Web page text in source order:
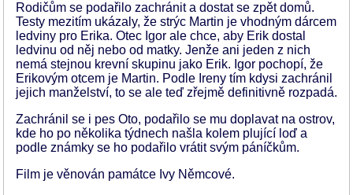
Rodičům se podařilo zachránit a dostat se zpět domů.
Testy mezitím ukázaly, že strýc Martin je vhodným dárcem
ledviny pro Erika. Otec Igor ale chce, aby Erik dostal
ledvinu od něj nebo od matky. Jenže ani jeden z nich
nemá stejnou krevní skupinu jako Erik. Igor pochopí, že
Erikovým otcem je Martin. Podle Ireny tím kdysi zachránil
jejich manželství, to se ale teď zřejmě definitivně rozpadá.
Zachránil se i pes Oto, podařilo se mu doplavat na ostrov,
kde ho po několika týdnech našla kolem plující loď a
podle známky se ho podařilo vrátit svým páníčkům.
Film je věnován památce Ivy Němcové.